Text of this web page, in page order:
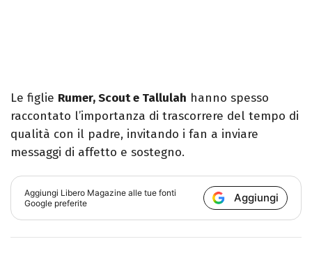
Le figlie Rumer, Scout e Tallulah hanno spesso
raccontato l’importanza di trascorrere del tempo di
qualità con il padre, invitando i fan a inviare
messaggi di affetto e sostegno.
Aggiungi Libero Magazine alle tue fonti
Google preferite
Aggiungi